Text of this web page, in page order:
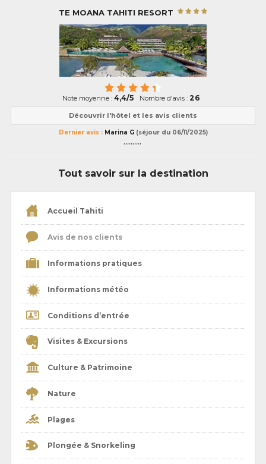
TE MOANA TAHITI RESORT
Note moyenne :4,4/5 Nombre d'avis : 26
Découvrir l'hôtel et les avis clients
Dernier avis :Marina G (séjour du 06/11/2025)
,,,,,,,,,,
Tout savoir sur la destination
Accueil Tahiti
Avis de nos clients
Informations pratiques
Informations météo
Conditions d’entrée
Visites & Excursions
Culture & Patrimoine
Nature
Plages
Plongée & Snorkeling